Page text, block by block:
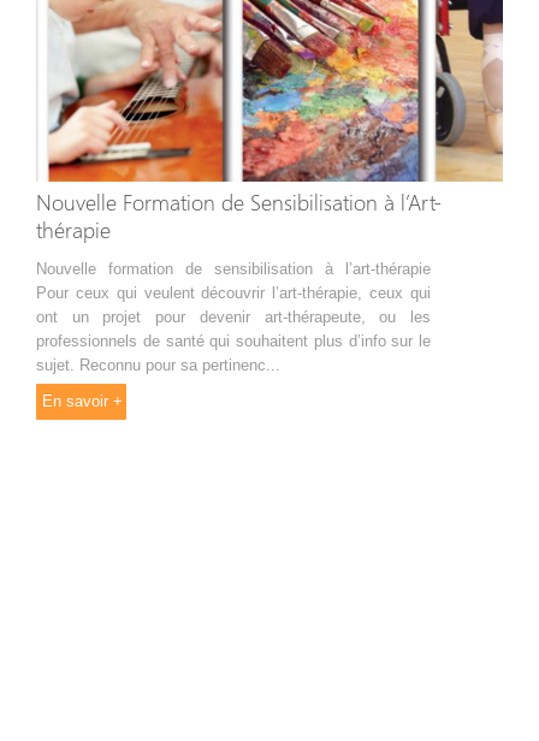
Nouvelle Formation de Sensibilisation à l’Art-
thérapie
Nouvelle formation de sensibilisation à l’art-thérapie
Pour ceux qui veulent découvrir l’art-thérapie, ceux qui
ont un projet pour devenir art-thérapeute, ou les
professionnels de santé qui souhaitent plus d’info sur le
sujet. Reconnu pour sa pertinenc...
En savoir +